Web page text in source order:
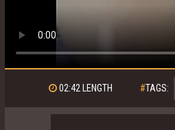
02:42 LENGTH #TAGS: